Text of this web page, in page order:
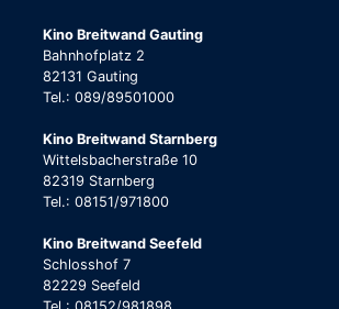
Kino Breitwand Gauting
Bahnhofplatz 2
82131 Gauting
Tel.: 089/89501000
Kino Breitwand Starnberg
Wittelsbacherstraße 10
82319 Starnberg
Tel.: 08151/971800
Kino Breitwand Seefeld
Schlosshof 7
82229 Seefeld